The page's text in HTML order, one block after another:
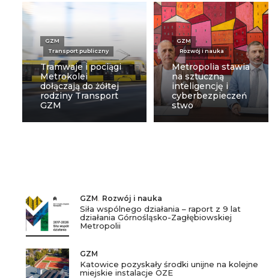
GZM
Transport publiczny
Tramwaje i pociągi
Metrokolei
dołączają do żółtej
rodziny Transport
GZM
GZM
Rozwój i nauka
Metropolia stawia
na sztuczną
inteligencję i
cyberbezpieczeń
stwo
GZM Rozwój i nauka
Siła wspólnego działania – raport z 9 lat
działania Górnośląsko-Zagłębiowskiej
Metropolii
GZM
Katowice pozyskały środki unijne na kolejne
miejskie instalacje OZE